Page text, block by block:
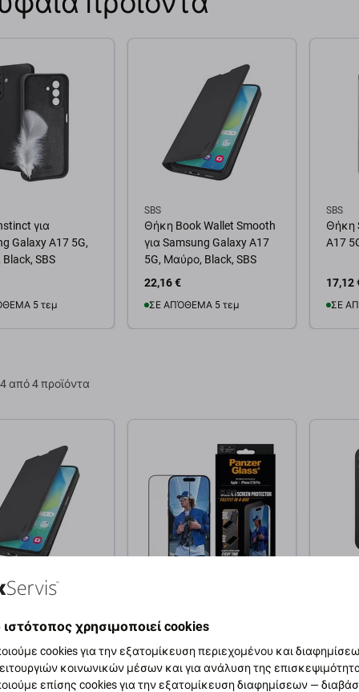
για
Galaxy A17 5G,
SBS
5 τεμ
SBS
Θήκη Book Wallet Smooth
για Samsung Galaxy A17
5G, Μαύρο, Black, SBS
22,16 €
ΣΕ ΑΠΌΘΕΜΑ 5 τεμ
SBS
Θήκη
A17
17,12
ΣΕ
4 από 4 προϊόντα
Galaxy A17
με εφαρμογέα για
Διάφανο, PanzerGlass
32,24 €
17,12
χρησιμοποιεί cookies
cookies για την εξατομίκευση περιεχομένου και
κοινωνικών μέσων και για ανάλυση της
επίσης cookies για την εξατομίκευση διαφημίσεων —